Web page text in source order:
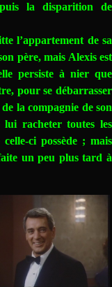
la disparition de
de sa
père, mais Alexis est
persiste à nier que
pour se débarrasser
la compagnie de son
racheter toutes les
ci possède ; mais
un peu plus tard à